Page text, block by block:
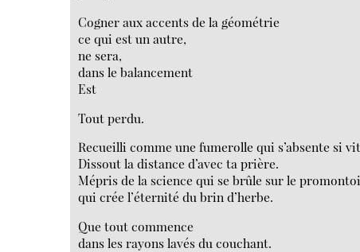
Cogner aux accents de la géométrie
ce qui est un autre,
ne sera,
dans le balancement
Est
Tout perdu.
Recueilli comme une fumerolle qui s’absente si
Dissout la distance d’avec ta prière.
Mépris de la science qui se brûle sur le
qui crée l’éternité du brin d’herbe.
Que tout commence
dans les rayons lavés du couchant.